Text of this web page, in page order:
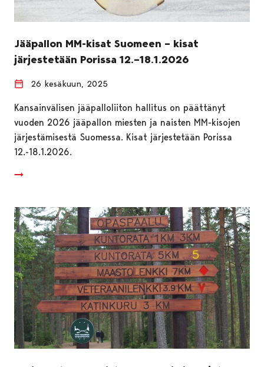
Jääpallon MM-kisat Suomeen – kisat
järjestetään Porissa 12.–18.1.2026
26 kesäkuun, 2025
Kansainvälisen jääpalloliiton hallitus on päättänyt
vuoden 2026 jääpallon miesten ja naisten MM-kisojen
järjestämisestä Suomessa. Kisat järjestetään Porissa
12.-18.1.2026.